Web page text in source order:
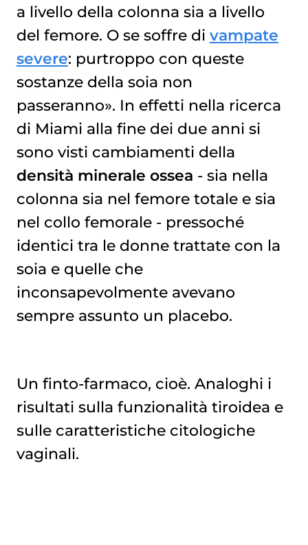
a livello della colonna sia a livello
del femore. O se soffre di vampate
severe: purtroppo con queste
sostanze della soia non
passeranno». In effetti nella ricerca
di Miami alla fine dei due anni si
sono visti cambiamenti della
densità minerale ossea - sia nella
colonna sia nel femore totale e sia
nel collo femorale - pressoché
identici tra le donne trattate con la
soia e quelle che
inconsapevolmente avevano
sempre assunto un placebo.
Un finto-farmaco, cioè. Analoghi i
risultati sulla funzionalità tiroidea e
sulle caratteristiche citologiche
vaginali.